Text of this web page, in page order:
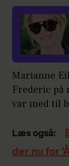
Marianne
Frederic på
var med til
Læs også:
der nu for